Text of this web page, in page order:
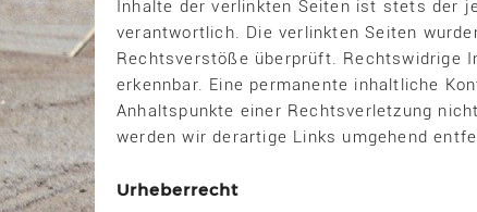
Inhalte der verlinkten Seiten ist stets der
verantwortlich. Die verlinkten Seiten
Rechtsverstöße überprüft. Rechtswidrige
erkennbar. Eine permanente inhaltliche
Anhaltspunkte einer Rechtsverletzung
werden wir derartige Links umgehend
Urheberrecht